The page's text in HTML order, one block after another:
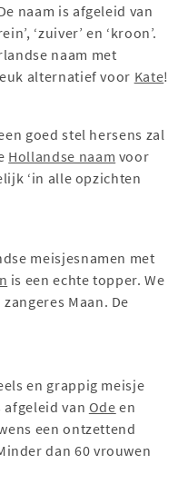
naam is afgeleid van
‘zuiver’ en ‘kroon’.
naam met
alternatief voor Kate!
goed stel hersens zal
Hollandse naam voor
‘in alle opzichten
meisjesnamen met
is een echte topper. We
Maan. De
en grappig meisje
afgeleid van Ode en
een ontzettend
dan 60 vrouwen